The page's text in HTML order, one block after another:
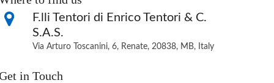
F.lli Tentori di Enrico Tentori & C.
S.A.S.
Via Arturo Toscanini, 6, Renate, 20838, MB, Italy
in Touch